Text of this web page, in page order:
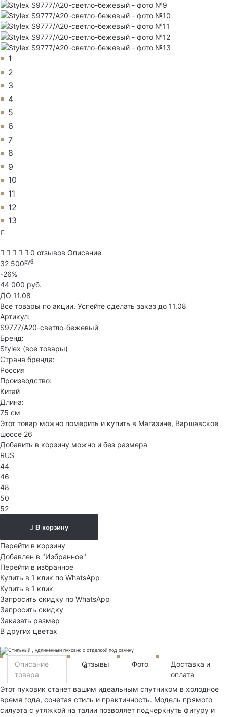
1
2
3
4
5
6
7
8
9
10
11
12
13
0 отзывов Описание
32 500руб.
-26%
44 000 руб.
ДО 11.08
Все товары по акции. Успейте сделать заказ до 11.08
Артикул:
S9777/А20-светло-бежевый
Бренд:
Stylex (все товары)
Страна бренда:
Россия
Производство:
Китай
Длина:
75 см
Этот товар можно померить и купить в Магазине, Варшавское
шоссе 26
Добавить в корзину можно и без размера
RUS
44
46
48
50
52
В корзину
Перейти в корзину
Добавлен в "Избранное"
Перейти в избранное
Купить в 1 клик по WhatsApp
Купить в 1 клик
Запросить скидку по WhatsApp
Запросить скидку
Заказать размер
В других цветах
Описание
товара
Отзывы
0 Фото
Доставка и
оплата
Этот пуховик станет вашим идеальным спутником в холодное
время года, сочетая стиль и практичность. Модель прямого
силуэта с утяжкой на талии позволяет подчеркнуть фигуру и